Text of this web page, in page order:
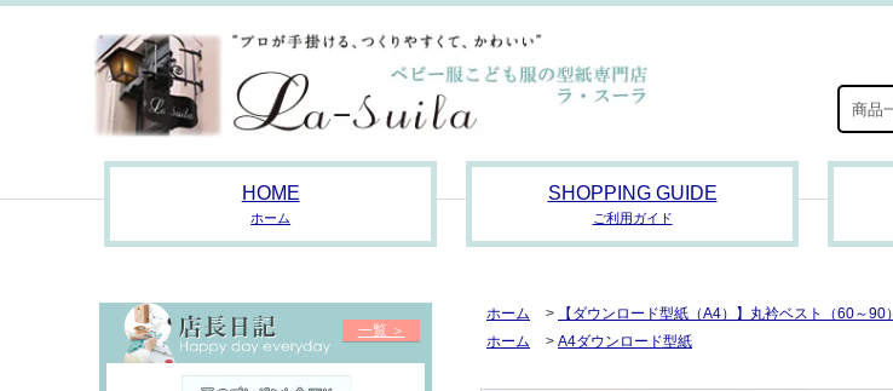
HOME
ホーム
SHOPPING GUIDE
ご利用ガイド
ホーム >
【ダウンロード型紙（A4）】丸衿ベスト（60～90）
ホーム
> A4ダウンロード型紙
一覧 ＞